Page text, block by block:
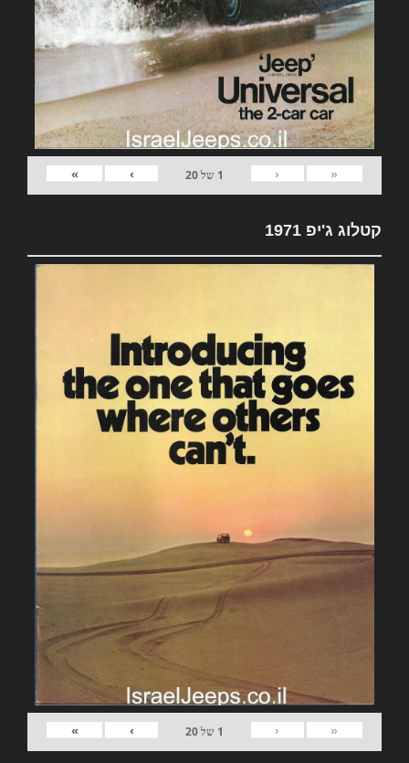
«
‹
1 של20
›
»
קטלוג ג'יפ 1971
«
‹
1 של20
›
»